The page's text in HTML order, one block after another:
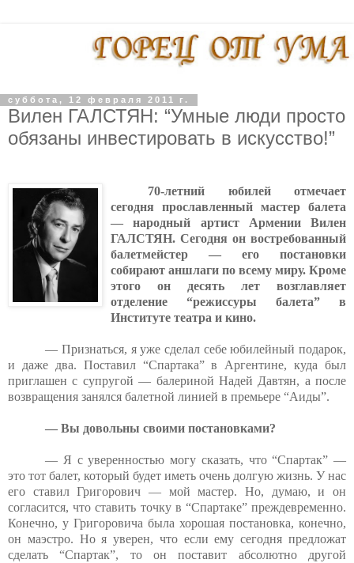
суббота, 12 февраля 2011 г.
Вилен ГАЛСТЯН: “Умные люди просто
обязаны инвестировать в искусство!”
70-летний юбилей отмечает
сегодня прославленный мастер балета
— народный артист Армении Вилен
ГАЛСТЯН. Сегодня он востребованный
балетмейстер — его постановки
собирают аншлаги по всему миру. Кроме
этого он десять лет возглавляет
отделение “режиссуры балета” в
Институте театра и кино.
— Признаться, я уже сделал себе юбилейный подарок,
и даже два. Поставил “Спартака” в Аргентине, куда был
приглашен с супругой — балериной Надей Давтян, а после
возвращения занялся балетной линией в премьере “Аиды”.
— Вы довольны своими постановками?
— Я с уверенностью могу сказать, что “Спартак” —
это тот балет, который будет иметь очень долгую жизнь. У нас
его ставил Григорович — мой мастер. Но, думаю, и он
согласится, что ставить точку в “Спартаке” преждевременно.
Конечно, у Григоровича была хорошая постановка, конечно,
он маэстро. Но я уверен, что если ему сегодня предложат
сделать “Спартак”, то он поставит абсолютно другой